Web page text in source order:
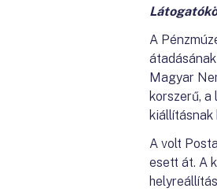
A
Magyar
korszerű,
A volt
esett át. A